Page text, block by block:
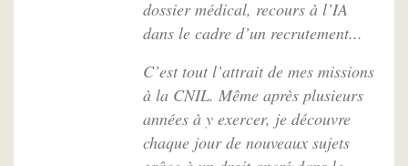
dossier médical, recours à l’IA
dans le cadre d’un recrutement...
C’est tout l’attrait de mes missions
à la CNIL. Même après plusieurs
années à y exercer, je découvre
chaque jour de nouveaux sujets